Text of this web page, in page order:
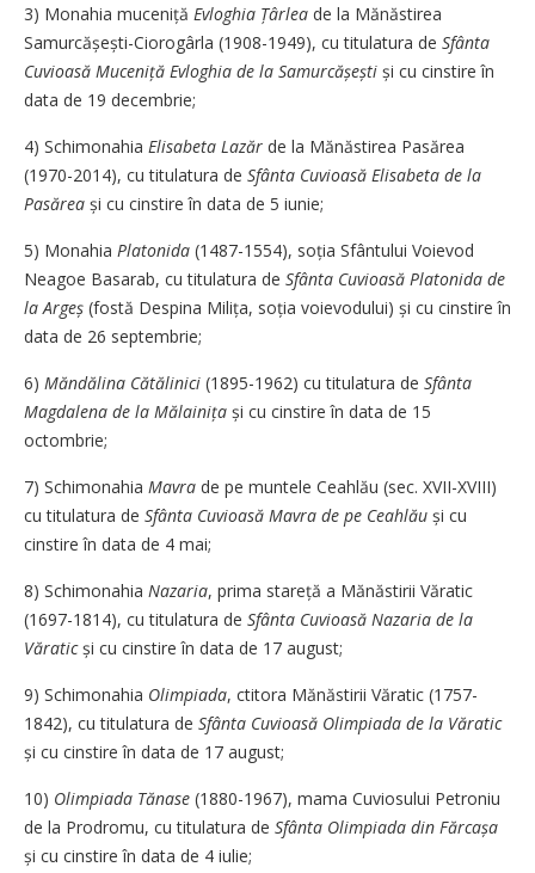
3) Monahia muceniță Evloghia Țârlea de la Mănăstirea
Samurcășești-Ciorogârla (1908-1949), cu titulatura de Sfânta
Cuvioasă Muceniță Evloghia de la Samurcășești și cu cinstire în
data de 19 decembrie;
4) Schimonahia Elisabeta Lazăr de la Mănăstirea Pasărea
(1970-2014), cu titulatura de Sfânta Cuvioasă Elisabeta de la
Pasărea și cu cinstire în data de 5 iunie;
5) Monahia Platonida (1487-1554), soția Sfântului Voievod
Neagoe Basarab, cu titulatura de Sfânta Cuvioasă Platonida de
la Argeș (fostă Despina Milița, soția voievodului) și cu cinstire în
data de 26 septembrie;
6) Măndălina Cătălinici (1895-1962) cu titulatura de Sfânta
Magdalena de la Mălainița și cu cinstire în data de 15
octombrie;
7) Schimonahia Mavra de pe muntele ­Cea­hlău (sec. XVII-XVIII)
cu titulatura de Sfânta Cuvioasă Mavra de pe Ceahlău și cu
cinstire în data de 4 mai;
8) Schimonahia Nazaria, prima stareță a Mănăstirii Văratic
(1697-1814), cu titulatura de Sfânta Cuvioasă Nazaria de la
Văraticși cu cinstire în data de 17 august;
9) Schimonahia Olimpiada, ctitora Mănăstirii Văratic (1757-
1842), cu titulatura de Sfânta Cuvioasă Olimpiada de la Văratic
și cu cinstire în data de 17 august;
10) Olimpiada Tănase (1880-1967), mama Cuviosului Petroniu
de la Prodromu, cu titulatura de Sfânta Olimpiada din Fărcașa
și cu cinstire în data de 4 iulie;